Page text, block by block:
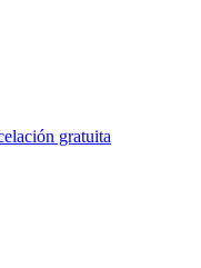
gratuita